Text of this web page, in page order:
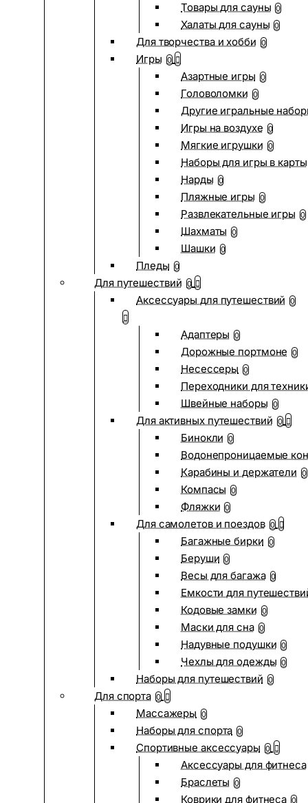
Товары для сауны 0
Халаты для сауны 0
Для творчества и хобби 0
Игры 0
Азартные игры 0
Головоломки 0
Другие игральные
Игры на воздухе 0
Мягкие игрушки 0
Наборы для игры в карты
Нарды 0
Пляжные игры 0
Развлекательные игры 0
Шахматы 0
Шашки 0
Пледы 0
Для путешествий 0
Аксессуары для путешествий 0
Адаптеры 0
Дорожные портмоне 0
Несессеры 0
Переходники для
Швейные наборы 0
Для активных путешествий 0
Бинокли 0
Водонепроницаемые
Карабины и держатели 0
Компасы 0
Фляжки 0
Для самолетов и поездов 0
Багажные бирки 0
Беруши 0
Весы для багажа 0
Емкости для
Кодовые замки 0
Маски для сна 0
Надувные подушки 0
Чехлы для одежды 0
Наборы для путешествий 0
Для спорта 0
Массажеры 0
Наборы для спорта 0
Спортивные аксессуары 0
Аксессуары для фитнеса
Браслеты 0
Коврики для фитнеса 0